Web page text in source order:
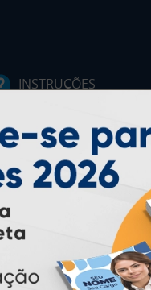
INSTRUÇÕES
Como Comprar
Como exportar em
PDF/X1-a